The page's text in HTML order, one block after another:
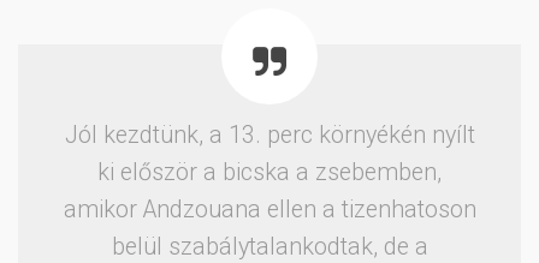
Jól kezdtünk, a 13. perc környékén nyílt
ki először a bicska a zsebemben,
amikor Andzouana ellen a tizenhatoson
belül szabálytalankodtak, de a